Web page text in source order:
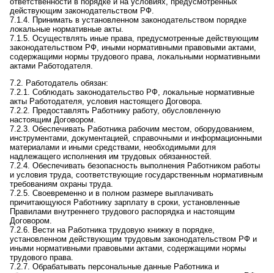
действующим законодательством РФ.
7.1.4. Принимать в установленном законодательством порядке
локальные нормативные акты.
7.1.5. Осуществлять иные права, предусмотренные действующим
законодательством РФ, иными нормативными правовыми актами,
содержащими нормы трудового права, локальными нормативными
актами Работодателя.
7.2. Работодатель обязан:
7.2.1. Соблюдать законодательство РФ, локальные нормативные
акты Работодателя, условия настоящего Договора.
7.2.2. Предоставлять Работнику работу, обусловленную
настоящим Договором.
7.2.3. Обеспечивать Работника рабочим местом, оборудованием,
инструментами, документацией, справочными и информационными
материалами и иными средствами, необходимыми для
надлежащего исполнения им трудовых обязанностей.
7.2.4. Обеспечивать безопасность выполнения Работником работы
и условия труда, соответствующие государственным нормативным
требованиям охраны труда.
7.2.5. Своевременно и в полном размере выплачивать
причитающуюся Работнику зарплату в сроки, установленные
Правилами внутреннего трудового распорядка и настоящим
Договором.
7.2.6. Вести на Работника трудовую книжку в порядке,
установленном действующим трудовым законодательством РФ и
иными нормативными правовыми актами, содержащими нормы
трудового права.
7.2.7. Обрабатывать персональные данные Работника и